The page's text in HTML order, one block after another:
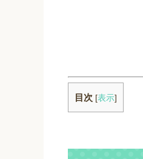
目次 [表示]